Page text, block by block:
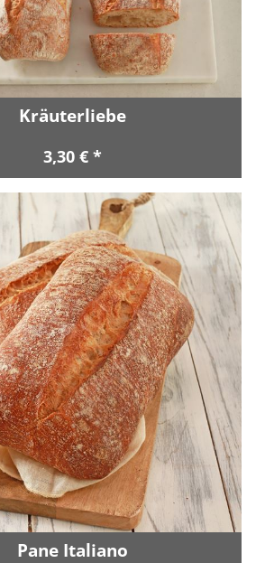
Kräuterliebe
3,30 € *
Pane Italiano